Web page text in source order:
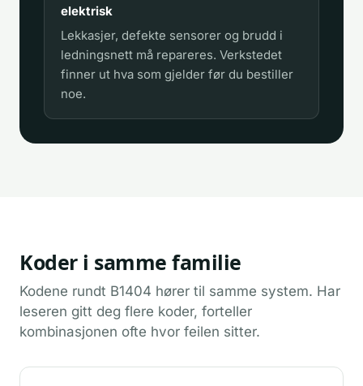
elektrisk
Lekkasjer, defekte sensorer og brudd i
ledningsnett må repareres. Verkstedet
finner ut hva som gjelder før du bestiller
noe.
Koder i samme familie
Kodene rundt B1404 hører til samme system. Har
leseren gitt deg flere koder, forteller
kombinasjonen ofte hvor feilen sitter.